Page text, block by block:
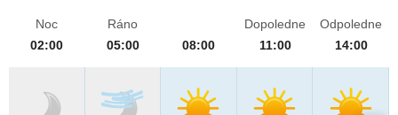
Noc
02:00
Ráno
05:00
08:00
Dopoledne
11:00
Odpoledne
14:00